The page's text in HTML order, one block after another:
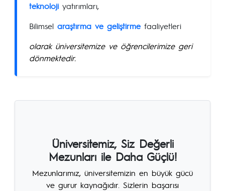
teknoloji yatırımları,
Bilimsel araştırma ve geliştirme faaliyetleri
olarak üniversitemize ve öğrencilerimize geri
dönmektedir.
Üniversitemiz, Siz Değerli
Mezunları ile Daha Güçlü!
Mezunlarımız, üniversitemizin en büyük gücü
ve gurur kaynağıdır. Sizlerin başarısı